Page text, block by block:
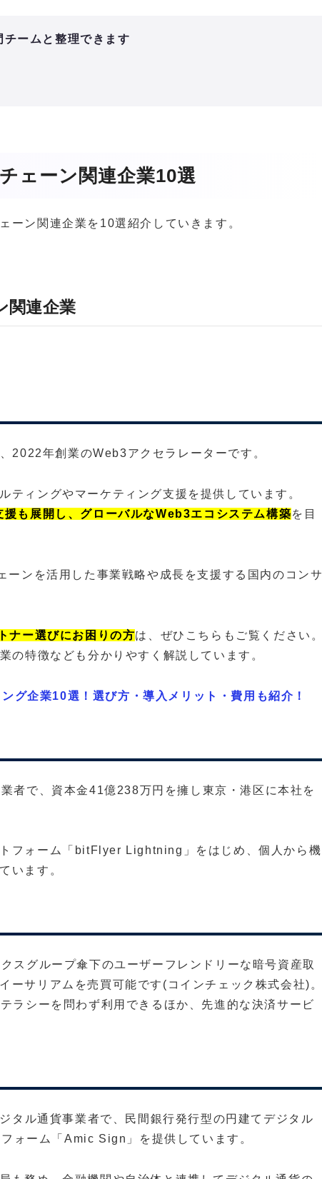
ームと整理できます
ェーン関連企業10選
ーン関連企業を10選紹介していきます。
関連企業
2022年創業のWeb3アクセラレーターです。
ティングやマーケティング支援を提供しています。
も展開し、グローバルなWeb3エコシステム構築を目
ンを活用した事業戦略や成長を支援する国内のコンサ
ナー選びにお困りの方は、ぜひこちらもご覧ください。
の特徴なども分かりやすく解説しています。
グ企業10選！選び方・導入メリット・費用も紹介！
者で、資本金41億238万円を擁し東京・港区に本社を
フォーム「bitFlyer Lightning」をはじめ、個人から機
います。
スグループ傘下のユーザーフレンドリーな暗号資産取
ーサリアムを売買可能です(コインチェック株式会社)。
ラシーを問わず利用できるほか、先進的な決済サービ
ル通貨事業者で、民間銀行発行型の円建てデジタル
ォーム「Amic Sign」を提供しています。